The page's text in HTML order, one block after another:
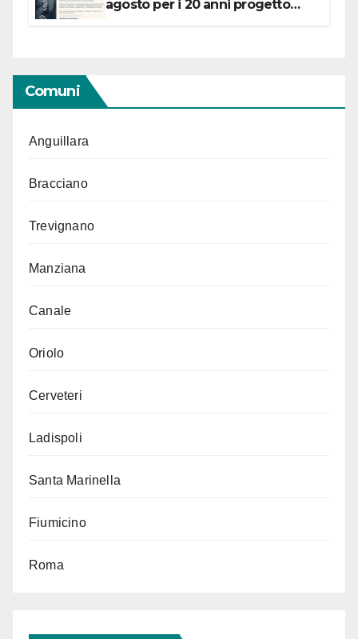
agosto per i 20 anni progetto
Comuni
Anguillara
Bracciano
Trevignano
Manziana
Canale
Oriolo
Cerveteri
Ladispoli
Santa Marinella
Fiumicino
Roma